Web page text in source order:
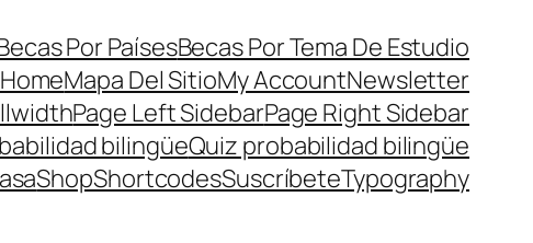
Por PaísesBecas Por Tema De Estudio
HomeMapa Del SitioMy AccountNewsletter
Page Left SidebarPage Right Sidebar
bilingüeQuiz probabilidad bilingüe
ShopShortcodesSuscríbeteTypography